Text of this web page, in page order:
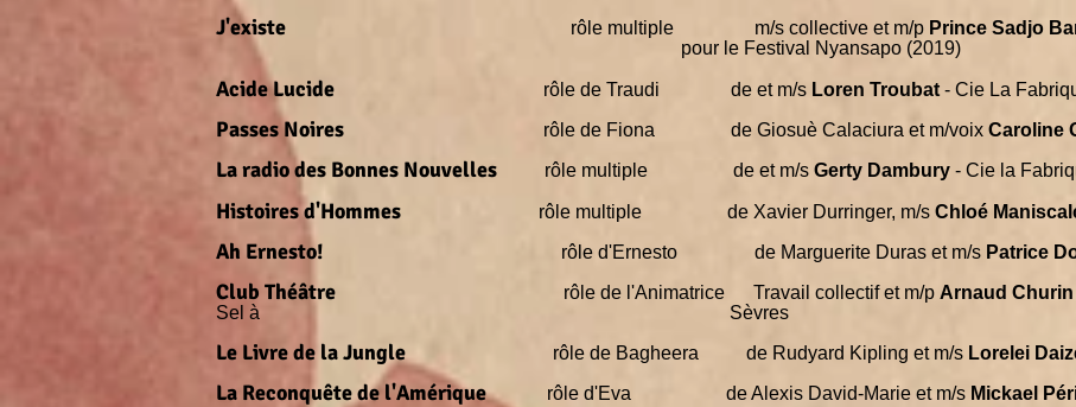
J'existe rôle multiple m/s collective et m/p Prince Sadjo
pour le Festival Nyansapo (2019)
Acide Lucide rôle de Traudi de et m/s Loren Troubat - Cie La
Passes Noires rôle de Fiona de Giosuè Calaciura et m/voix Caroline
La radio des Bonnes Nouvelles rôle multiple de et m/s Gerty Dambury - Cie la
Histoires d'Hommes rôle multiple de Xavier Durringer, m/s Chloé
Ah Ernesto! rôle d'Ernesto de Marguerite Duras et m/s Patrice
Club Théâtre rôle de l'Animatrice Travail collectif et m/p Arnaud Churin
Sel à Sèvres
Le Livre de la Jungle rôle de Bagheera de Rudyard Kipling et m/s Lorelei
La Reconquête de l'Amérique rôle d'Eva de Alexis David-Marie et m/s Mickael